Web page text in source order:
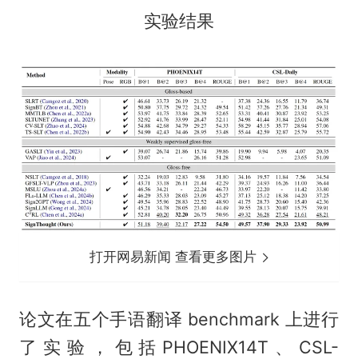
实验结果
打开网易新闻 查看更多图片
论文在五个手语翻译 benchmark 上进行
了实验，包括PHOENIX14T、CSL-